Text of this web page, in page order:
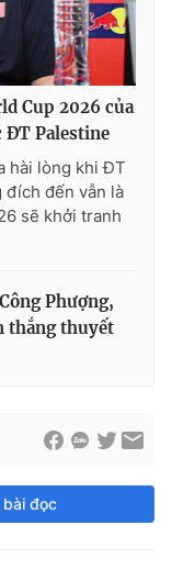
Cup 2026 của
ĐT Palestine
hài lòng khi ĐT
đích đến vẫn là
sẽ khởi tranh
Phượng,
thắng thuyết
bài đọc